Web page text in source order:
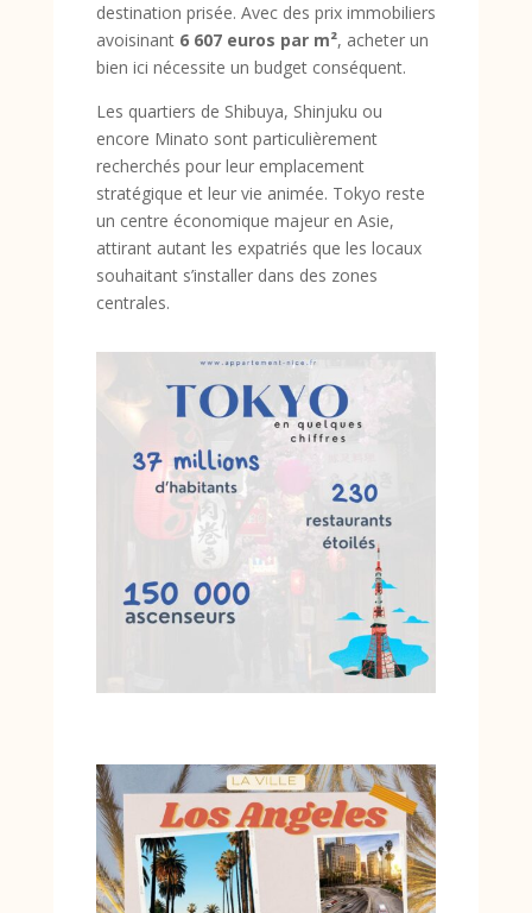
destination prisée. Avec des prix immobiliers
avoisinant 6 607 euros par m², acheter un
bien ici nécessite un budget conséquent.
Les quartiers de Shibuya, Shinjuku ou
encore Minato sont particulièrement
recherchés pour leur emplacement
stratégique et leur vie animée. Tokyo reste
un centre économique majeur en Asie,
attirant autant les expatriés que les locaux
souhaitant s’installer dans des zones
centrales.